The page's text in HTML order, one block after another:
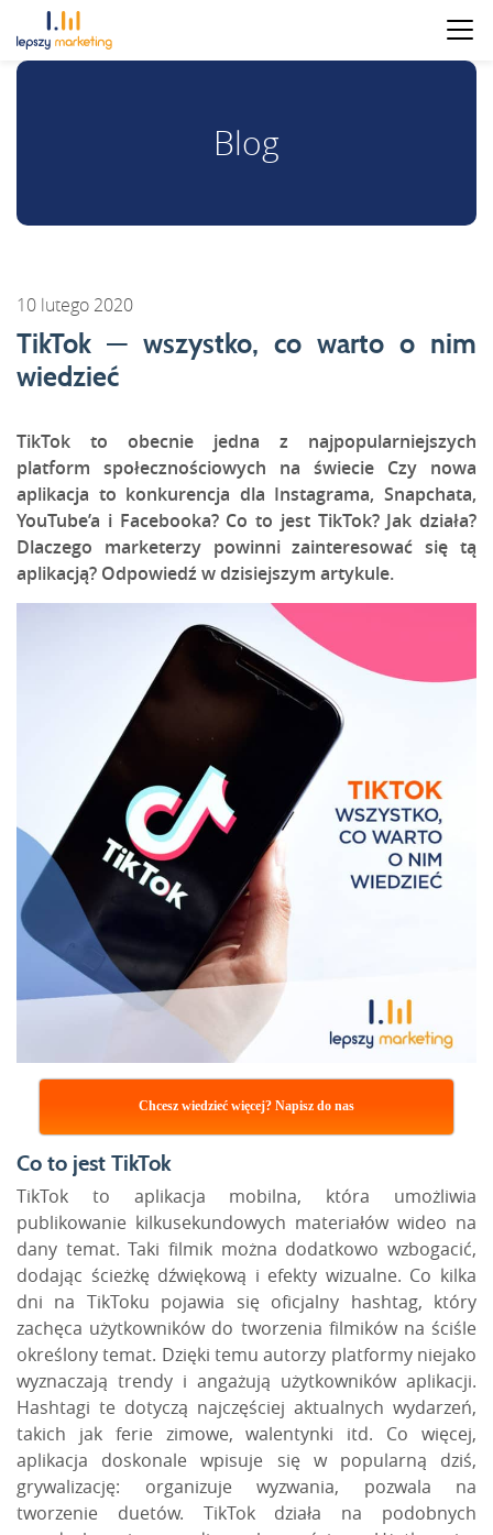
Blog
10 lutego 2020
TikTok — wszystko, co warto o nim
wiedzieć
TikTok to obecnie jedna z najpopularniejszych
platform społecznościowych na świecie Czy nowa
aplikacja to konkurencja dla Instagrama, Snapchata,
YouTube’a i Facebooka? Co to jest TikTok? Jak działa?
Dlaczego marketerzy powinni zainteresować się tą
aplikacją? Odpowiedź w dzisiejszym artykule.
Chcesz wiedzieć więcej? Napisz do nas
Co to jest TikTok
TikTok to aplikacja mobilna, która umożliwia
publikowanie kilkusekundowych materiałów wideo na
dany temat. Taki filmik można dodatkowo wzbogacić,
dodając ścieżkę dźwiękową i efekty wizualne. Co kilka
dni na TikToku pojawia się oficjalny hashtag, który
zachęca użytkowników do tworzenia filmików na ściśle
określony temat. Dzięki temu autorzy platformy niejako
wyznaczają trendy i angażują użytkowników aplikacji.
Hashtagi te dotyczą najczęściej aktualnych wydarzeń,
takich jak ferie zimowe, walentynki itd. Co więcej,
aplikacja doskonale wpisuje się w popularną dziś,
grywalizację: organizuje wyzwania, pozwala na
tworzenie duetów. TikTok działa na podobnych